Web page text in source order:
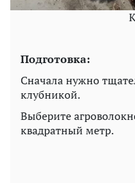
Подготовка:
Сначала нужно
клубникой.
Выберите
квадратный метр.